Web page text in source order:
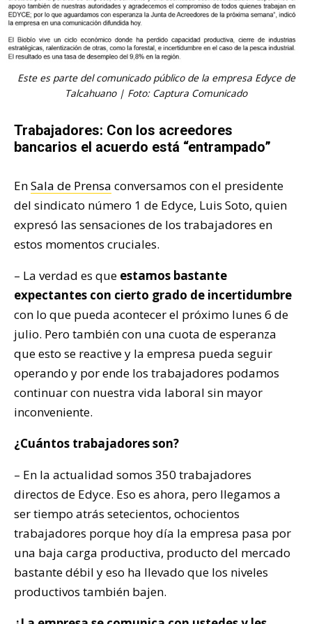
Este es parte del comunicado público de la empresa Edyce de
Talcahuano | Foto: Captura Comunicado
Trabajadores: Con los acreedores
bancarios el acuerdo está “entrampado”
EnSala de Prensa conversamos con el presidente
del sindicato número 1 de Edyce, Luis Soto, quien
expresó las sensaciones de los trabajadores en
estos momentos cruciales.
– La verdad es que estamos bastante
expectantes con cierto grado de incertidumbre
con lo que pueda acontecer el próximo lunes 6 de
julio. Pero también con una cuota de esperanza
que esto se reactive y la empresa pueda seguir
operando y por ende los trabajadores podamos
continuar con nuestra vida laboral sin mayor
inconveniente.
¿Cuántos trabajadores son?
– En la actualidad somos 350 trabajadores
directos de Edyce. Eso es ahora, pero llegamos a
ser tiempo atrás setecientos, ochocientos
trabajadores porque hoy día la empresa pasa por
una baja carga productiva, producto del mercado
bastante débil y eso ha llevado que los niveles
productivos también bajen.